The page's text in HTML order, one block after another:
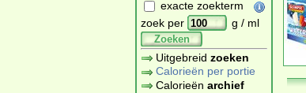
exacte zoekterm
zoek per
g / ml
Zoeken
Uitgebreid zoeken
Calorieën per portie
Calorieën archief